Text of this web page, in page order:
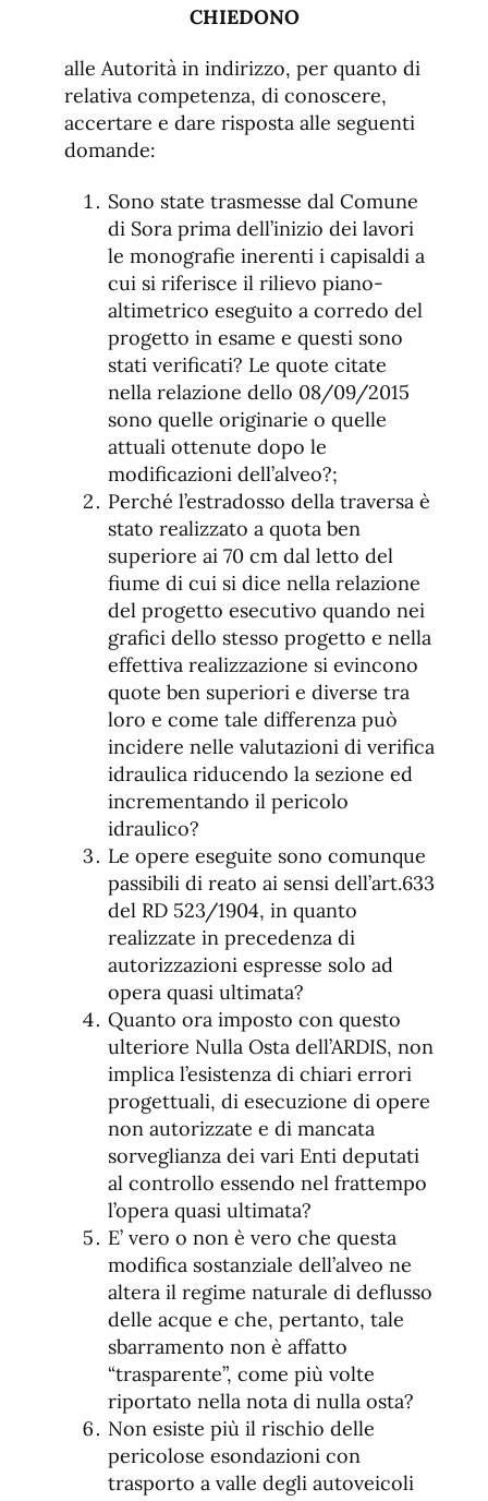
CHIEDONO
alle Autorità in indirizzo, per quanto di
relativa competenza, di conoscere,
accertare e dare risposta alle seguenti
domande:
Sono state trasmesse dal Comune
di Sora prima dell’inizio dei lavori
le monografie inerenti i capisaldi a
cui si riferisce il rilievo piano-
altimetrico eseguito a corredo del
progetto in esame e questi sono
stati verificati? Le quote citate
nella relazione dello 08/09/2015
sono quelle originarie o quelle
attuali ottenute dopo le
modificazioni dell’alveo?;
Perché l’estradosso della traversa è
stato realizzato a quota ben
superiore ai 70 cm dal letto del
fiume di cui si dice nella relazione
del progetto esecutivo quando nei
grafici dello stesso progetto e nella
effettiva realizzazione si evincono
quote ben superiori e diverse tra
loro e come tale differenza può
incidere nelle valutazioni di verifica
idraulica riducendo la sezione ed
incrementando il pericolo
idraulico?
Le opere eseguite sono comunque
passibili di reato ai sensi dell’art.633
del RD 523/1904, in quanto
realizzate in precedenza di
autorizzazioni espresse solo ad
opera quasi ultimata?
Quanto ora imposto con questo
ulteriore Nulla Osta dell’ARDIS, non
implica l’esistenza di chiari errori
progettuali, di esecuzione di opere
non autorizzate e di mancata
sorveglianza dei vari Enti deputati
al controllo essendo nel frattempo
l’opera quasi ultimata?
E’ vero o non è vero che questa
modifica sostanziale dell’alveo ne
altera il regime naturale di deflusso
delle acque e che, pertanto, tale
sbarramento non è affatto
“trasparente”, come più volte
riportato nella nota di nulla osta?
Non esiste più il rischio delle
pericolose esondazioni con
trasporto a valle degli autoveicoli